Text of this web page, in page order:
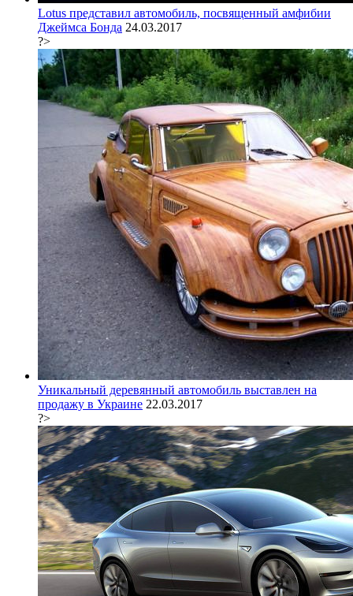
Lotus представил автомобиль, посвященный амфибии
Джеймса Бонда 24.03.2017
?>
Уникальный деревянный автомобиль выставлен на
продажу в Украине 22.03.2017
?>